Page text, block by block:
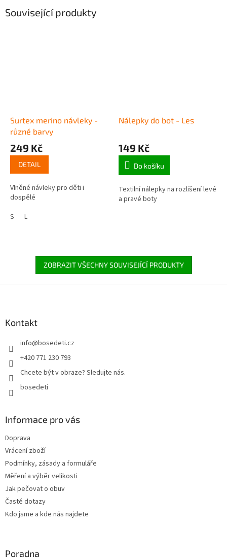
Související produkty
Surtex merino návleky -
různé barvy
249 Kč
DETAIL
Vlněné návleky pro děti i
dospělé
S
L
Nálepky do bot - Les
149 Kč
Do košíku
Textilní nálepky na rozlišení levé
a pravé boty
ZOBRAZIT VŠECHNY SOUVISEJÍCÍ PRODUKTY
Kontakt
info@bosedeti.cz
+420 771 230 793
Chcete být v obraze? Sledujte nás.
bosedeti
Informace pro vás
Doprava
Vrácení zboží
Podmínky, zásady a formuláře
Měření a výběr velikosti
Jak pečovat o obuv
Časté dotazy
Kdo jsme a kde nás najdete
Poradna